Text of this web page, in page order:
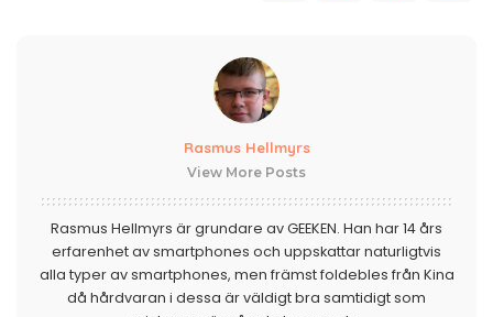
Rasmus Hellmyrs
View More Posts
Rasmus Hellmyrs är grundare av GEEKEN. Han har 14 års
erfarenhet av smartphones och uppskattar naturligtvis
alla typer av smartphones, men främst foldebles från Kina
då hårdvaran i dessa är väldigt bra samtidigt som